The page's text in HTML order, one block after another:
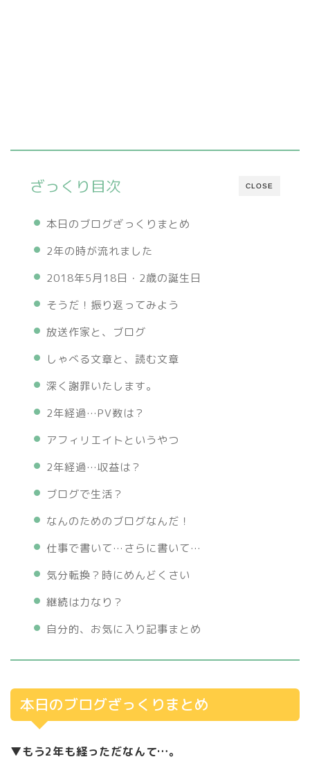
CLOSE
ざっくり目次
本日のブログざっくりまとめ
2年の時が流れました
2018年5月18日・2歳の誕生日
そうだ！振り返ってみよう
放送作家と、ブログ
しゃべる文章と、読む文章
深く謝罪いたします。
2年経過…PV数は？
アフィリエイトというやつ
2年経過…収益は？
ブログで生活？
なんのためのブログなんだ！
仕事で書いて…さらに書いて…
気分転換？時にめんどくさい
継続は力なり？
自分的、お気に入り記事まとめ
本日のブログざっくりまとめ
▼もう2年も経っただなんて…。